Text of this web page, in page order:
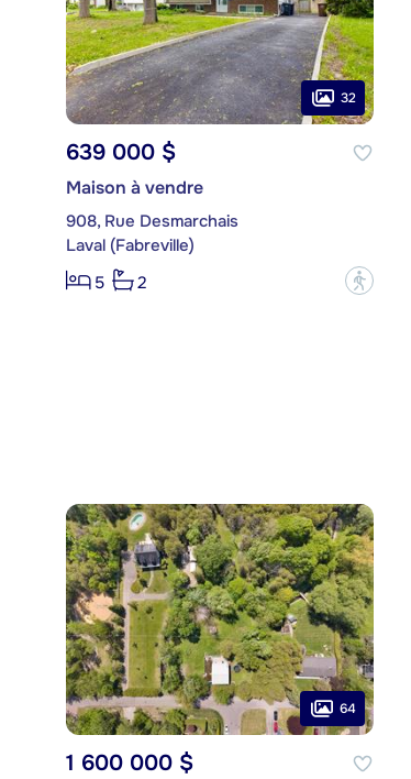
32
639 000 $
Maison à vendre
908, Rue Desmarchais
Laval (Fabreville)
5
2 ?
64
1 600 000 $